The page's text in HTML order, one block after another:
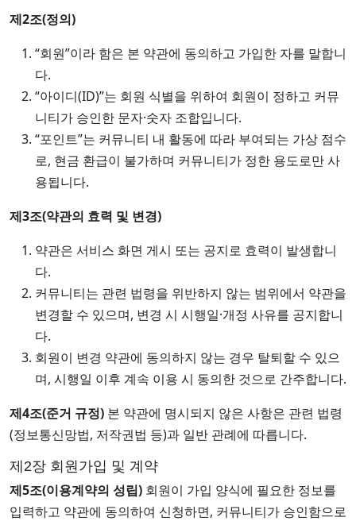
제2조(정의)
“회원”이라 함은 본 약관에 동의하고 가입한 자를 말합니
다.
“아이디(ID)”는 회원 식별을 위하여 회원이 정하고 커뮤
니티가 승인한 문자·숫자 조합입니다.
“포인트”는 커뮤니티 내 활동에 따라 부여되는 가상 점수
로, 현금 환급이 불가하며 커뮤니티가 정한 용도로만 사
용됩니다.
제3조(약관의 효력 및 변경)
약관은 서비스 화면 게시 또는 공지로 효력이 발생합니
다.
커뮤니티는 관련 법령을 위반하지 않는 범위에서 약관을
변경할 수 있으며, 변경 시 시행일·개정 사유를 공지합니
다.
회원이 변경 약관에 동의하지 않는 경우 탈퇴할 수 있으
며, 시행일 이후 계속 이용 시 동의한 것으로 간주합니다.
제4조(준거 규정) 본 약관에 명시되지 않은 사항은 관련 법령
(정보통신망법, 저작권법 등)과 일반 관례에 따릅니다.
제2장 회원가입 및 계약
제5조(이용계약의 성립) 회원이 가입 양식에 필요한 정보를
입력하고 약관에 동의하여 신청하면, 커뮤니티가 승인함으로